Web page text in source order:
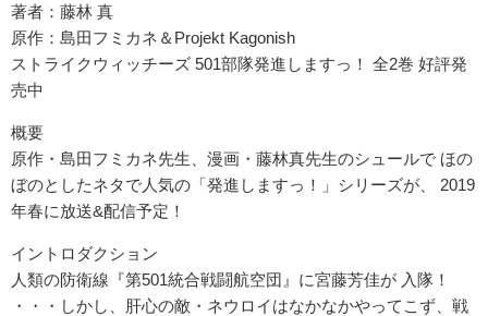
著者：藤林 真
原作：島田フミカネ＆Projekt Kagonish
ストライクウィッチーズ 501部隊発進しますっ！ 全2巻 好評発
売中
概要
原作・島田フミカネ先生、漫画・藤林真先生のシュールで ほの
ぼのとしたネタで人気の「発進しますっ！」シリーズが、 2019
年春に放送&配信予定！
イントロダクション
人類の防衛線『第501統合戦闘航空団』に宮藤芳佳が 入隊！
・・・しかし、肝心の敵・ネウロイはなかなかやってこず、戦